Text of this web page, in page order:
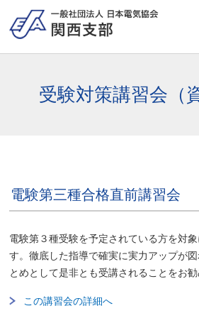
受験対策講習会（
電験第三種合格直前講習会
電験第３種受験を予定されている方を対
す。徹底した指導で確実に実力アップが
とめとして是非とも受講されることをお勧
この講習会の詳細へ